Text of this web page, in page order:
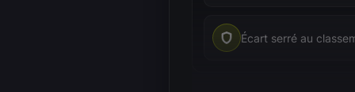
Écart serré au